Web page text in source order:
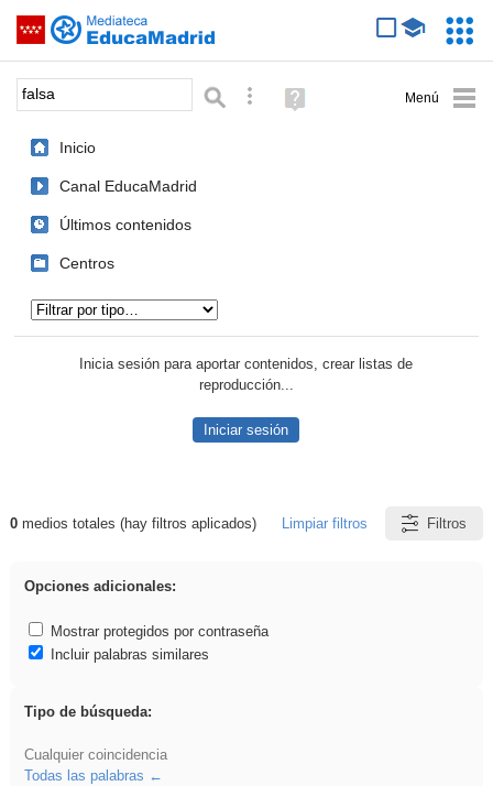
Saltar navegación
Palabra o frase: Búsqueda avanzada
Ayuda
(en
Inicio
Canal EducaMadrid
Últimos contenidos
Centros
Inicia sesión para aportar contenidos, crear listas de
reproducción...
Iniciar sesión
Resultados de: falsa
0medios totales (hay filtros aplicados) Limpiar filtros Filtros
Opciones adicionales:
Mostrar protegidos por contraseña
Incluir palabras similares
Tipo de búsqueda:
Cualquier coincidencia
Todas las palabras